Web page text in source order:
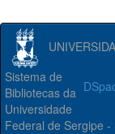
Sistema de
Bibliotecas da
Universidade
Federal de Sergipe -